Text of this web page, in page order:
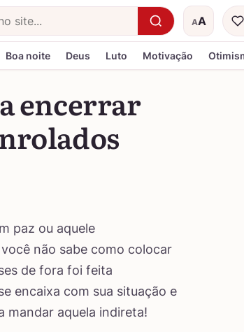
AA
Tamanho
Boa noite Deus Luto Motivação
encerrar
paz ou aquele
não sabe como colocar
de fora foi feita
encaixa com sua situação e
mandar aquela indireta!